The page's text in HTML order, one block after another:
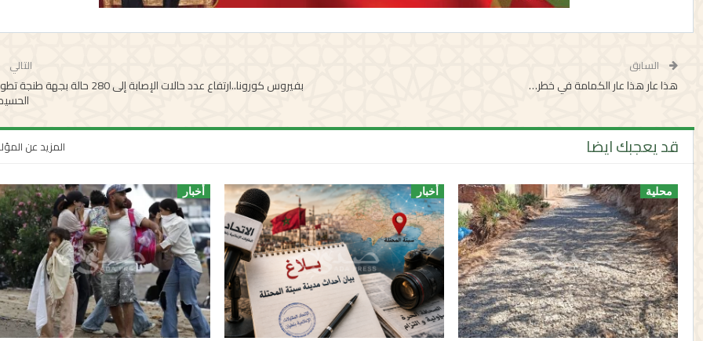
السابق
هذا عار هذا عار الكمامة في خطر…
التالي
بفيروس كورونا..ارتفاع عدد حالات الإصابة إلى 280 حالة بجهة
قد يعجبك ايضا المزيد عن
محلية أخبار أخبار